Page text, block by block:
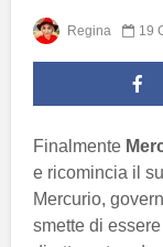
Regina 19
Finalmente
e ricomincia il
Mercurio,
smette di